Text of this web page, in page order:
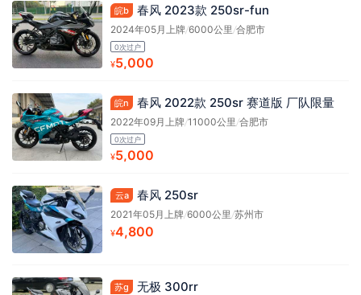
皖b 春风 2023款 250sr-fun
2024年05月上牌/6000公里/合肥市
0次过户
¥5,000
皖n 春风 2022款 250sr 赛道版 厂队限量
2022年09月上牌/11000公里/合肥市
0次过户
¥5,000
云a 春风 250sr
2021年05月上牌/6000公里/苏州市
¥4,800
苏g 无极 300rr